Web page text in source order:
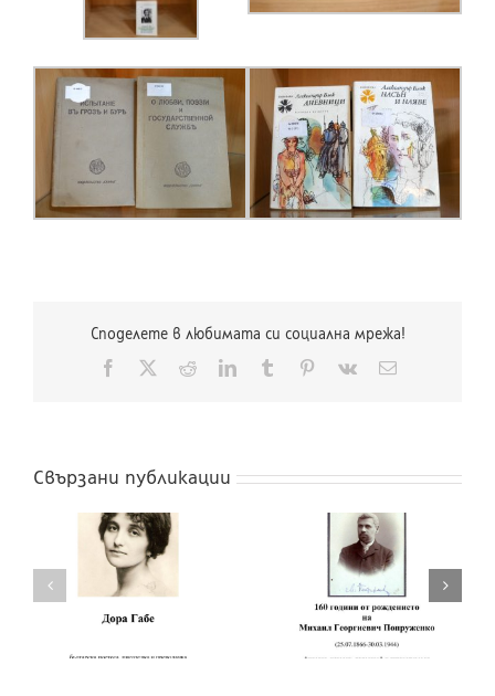
Споделете в любимата си социална мрежа!
Facebook RedditLinkedInTumblr Pinterest
Vk
Електронна
Свързани публикации
160 години от
160 години от
рождението на
Чичо Стоян
(псевдоним на
Стоян Михайлов